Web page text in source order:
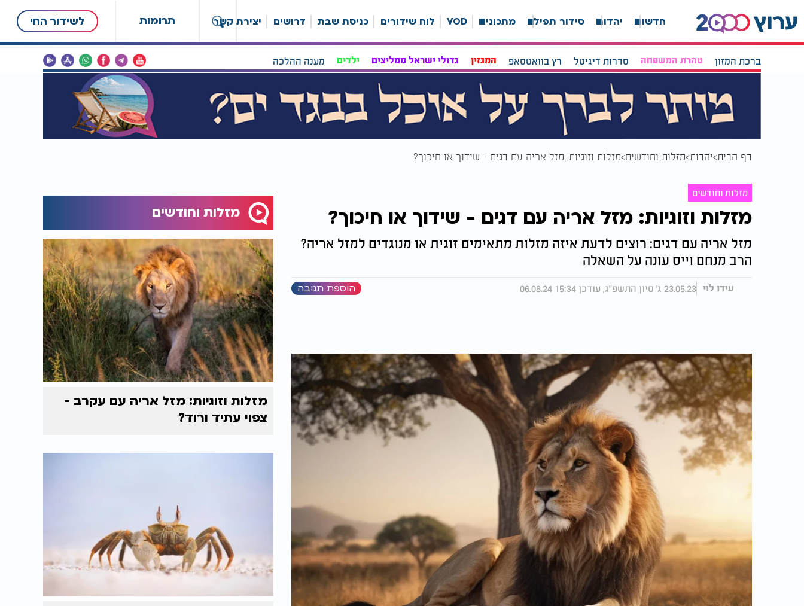
תרומות לשידור החי חדשות יהדות סידור תפילה מתכונים VOD לוח שידורים כניסת שבת דרושים יצירת קשר
ברכת המזון טהרת המשפחה סדרות דיגיטל רץ בוואטסאפ המגזין גדולי ישראל ממליצים ילדים מענה ההלכה
דף הבית יהדות מזלות וחודשים מזלות וזוגיות: מזל אריה עם דגים - שידוך או חיכוך?
מזלות וחודשים
מזלות וזוגיות: מזל אריה עם דגים - שידוך או חיכוך?
מזל אריה עם דגים: רוצים לדעת איזה מזלות מתאימים זוגית או מנוגדים למזל אריה?
הרב מנחם וייס עונה על השאלה
עידו לוי 23.05.23 ג' סיון התשפ"ג, עודכן 15:34 06.08.24 הוספת תגובה
מזלות וחודשים
מזלות וזוגיות: מזל אריה עם עקרב -
צפוי עתיד ורוד?